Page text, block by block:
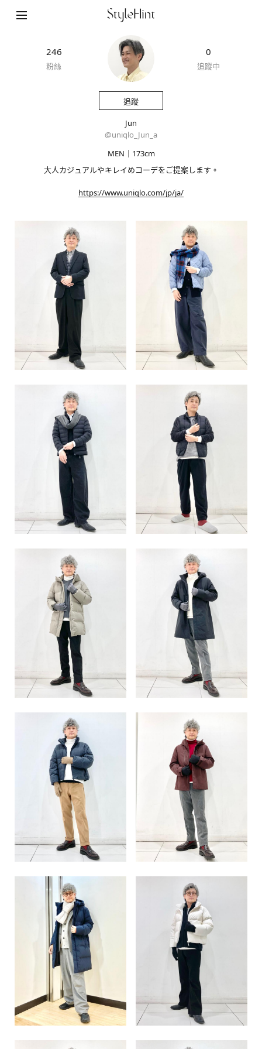
246
粉絲
0
追蹤中
追蹤
Jun
@uniqlo_Jun_a
MEN｜173cm
大人カジュアルやキレイめコーデをご提案します。
https://www.uniqlo.com/jp/ja/